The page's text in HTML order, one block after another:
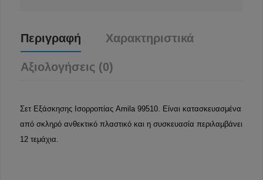
Περιγραφή Χαρακτηριστικά
Αξιολογήσεις (0)
Σετ Εξάσκησης Ισορροπίας Amila 99510. Είναι κατασκευασμένα
από σκληρό ανθεκτικό πλαστικό και η συσκευασία περιλαμβάνει
12 τεμάχια.